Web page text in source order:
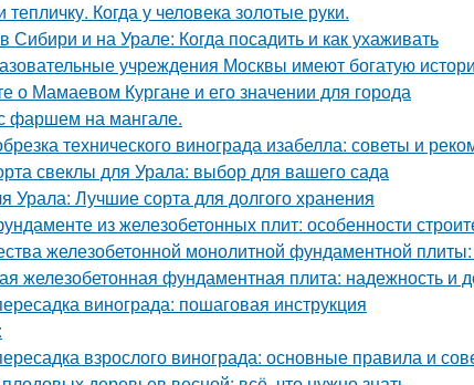
тепличку. Когда у человека золотые руки.
Сибири и на Урале: Когда посадить и как ухаживать
учреждения Москвы имеют богатую
о Мамаевом Кургане и его значении для города
фаршем на мангале.
технического винограда изабелла: советы и
свеклы для Урала: выбор для вашего сада
Урала: Лучшие сорта для долгого хранения
из железобетонных плит: особенности
железобетонной монолитной фундаментной плиты:
железобетонная фундаментная плита: надежность и
винограда: пошаговая инструкция
взрослого винограда: основные правила и